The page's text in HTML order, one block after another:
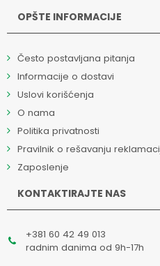
OPŠTE INFORMACIJE
Često postavljana pitanja
Informacije o dostavi
Uslovi korišćenja
O nama
Politika privatnosti
Pravilnik o rešavanju
Zaposlenje
KONTAKTIRAJTE NAS
+381 60 42 49 013
radnim danima od 9h-17h